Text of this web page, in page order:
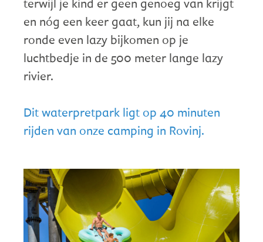
en nóg een keer gaat, kun jij na elke
ronde even lazy bijkomen op je
luchtbedje in de 500 meter lange lazy
rivier.
Dit waterpretpark ligt op 40 minuten
rijden van onze camping in Rovinj.